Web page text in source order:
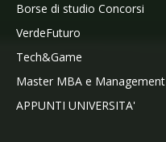
Borse di studio Concorsi
VerdeFuturo
Tech&Game
Master MBA e Management
APPUNTI UNIVERSITA'